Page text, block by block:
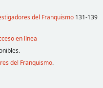
del Franquismo131-139
en línea
del Franquismo.